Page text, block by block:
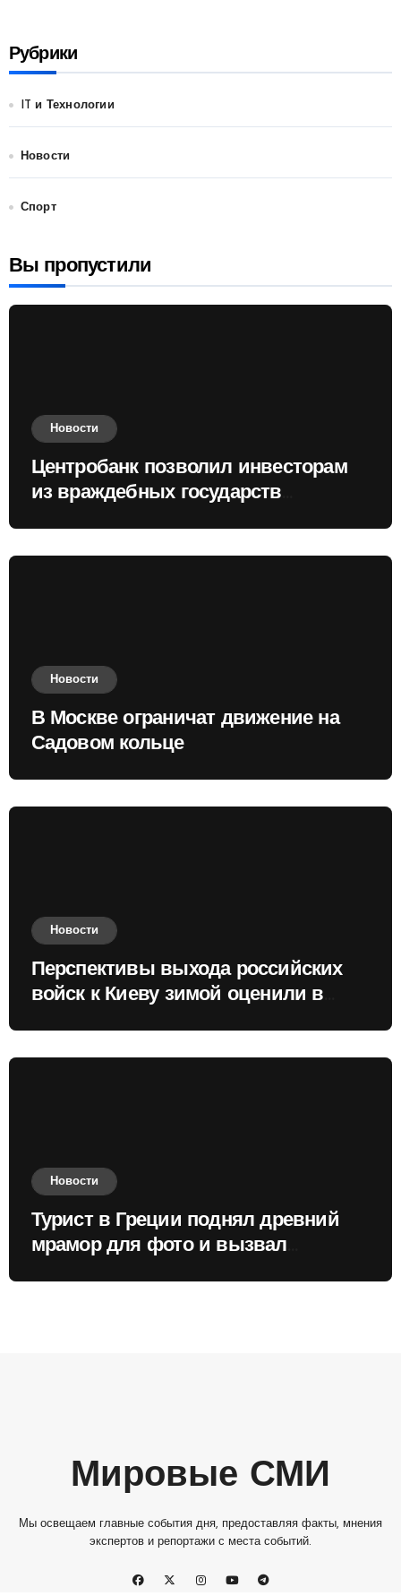
Рубрики
IT и Технологии
Новости
Спорт
Вы пропустили
Новости
Центробанк позволил инвесторам
из враждебных государств
Новости
В Москве ограничат движение на
Садовом кольце
Новости
Перспективы выхода российских
войск к Киеву зимой оценили в
Новости
Турист в Греции поднял древний
мрамор для фото и вызвал
Мировые СМИ
Мы освещаем главные события дня, предоставляя факты, мнения
экспертов и репортажи с места событий.